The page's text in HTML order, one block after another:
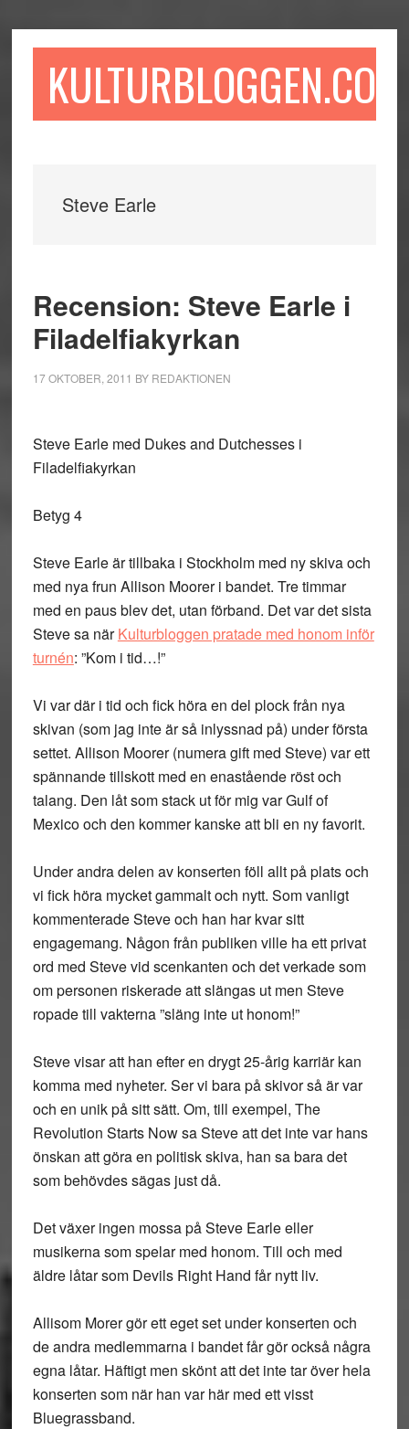
till
till
sidofältet
till
KULTURBLOGGEN.COM
Steve Earle
Recension: Steve Earle i
Filadelfiakyrkan
17 OKTOBER, 2011 BY REDAKTIONEN
Steve Earle med Dukes and Dutchesses i
Filadelfiakyrkan
Betyg 4
Steve Earle är tillbaka i Stockholm med ny skiva och
med nya frun Allison Moorer i bandet. Tre timmar
med en paus blev det, utan förband. Det var det sista
Steve sa närKulturbloggen pratade med honom inför
turnén: ”Kom i tid…!”
Vi var där i tid och fick höra en del plock från nya
skivan (som jag inte är så inlyssnad på) under första
settet. Allison Moorer (numera gift med Steve) var ett
spännande tillskott med en enastående röst och
talang. Den låt som stack ut för mig var Gulf of
Mexico och den kommer kanske att bli en ny favorit.
Under andra delen av konserten föll allt på plats och
vi fick höra mycket gammalt och nytt. Som vanligt
kommenterade Steve och han har kvar sitt
engagemang. Någon från publiken ville ha ett privat
ord med Steve vid scenkanten och det verkade som
om personen riskerade att slängas ut men Steve
ropade till vakterna ”släng inte ut honom!”
Steve visar att han efter en drygt 25-årig karriär kan
komma med nyheter. Ser vi bara på skivor så är var
och en unik på sitt sätt. Om, till exempel, The
Revolution Starts Now sa Steve att det inte var hans
önskan att göra en politisk skiva, han sa bara det
som behövdes sägas just då.
Det växer ingen mossa på Steve Earle eller
musikerna som spelar med honom. Till och med
äldre låtar som Devils Right Hand får nytt liv.
Allisom Morer gör ett eget set under konserten och
de andra medlemmarna i bandet får gör också några
egna låtar. Häftigt men skönt att det inte tar över hela
konserten som när han var här med ett visst
Bluegrassband.